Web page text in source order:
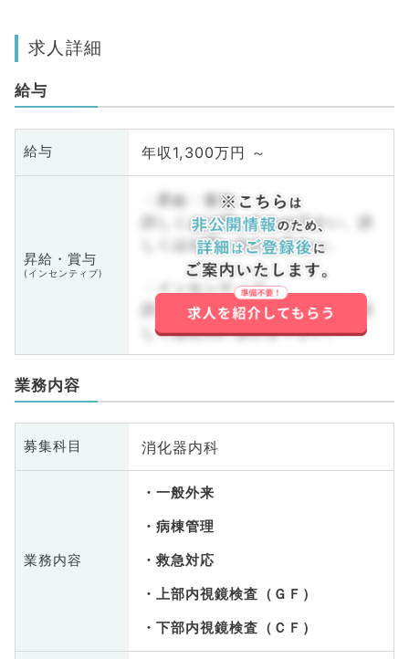
求人詳細
給与
給与 年収1,300万円 ～
昇給・賞与
(インセンティブ)
・昇給・賞与
詳しくはお問い合わせ下さい。詳
しくはお問い合わせ下さい。
・インセンティブ
詳しくはお問い合わせ下さい。詳
しくはお問い合わせ下さい。
業務内容
募集科目 消化器内科
業務内容
一般外来
病棟管理
救急対応
上部内視鏡検査（ＧＦ）
下部内視鏡検査（ＣＦ）